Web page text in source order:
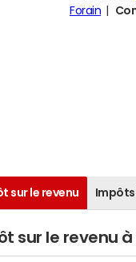
Forain
sur le revenu
sur le revenu